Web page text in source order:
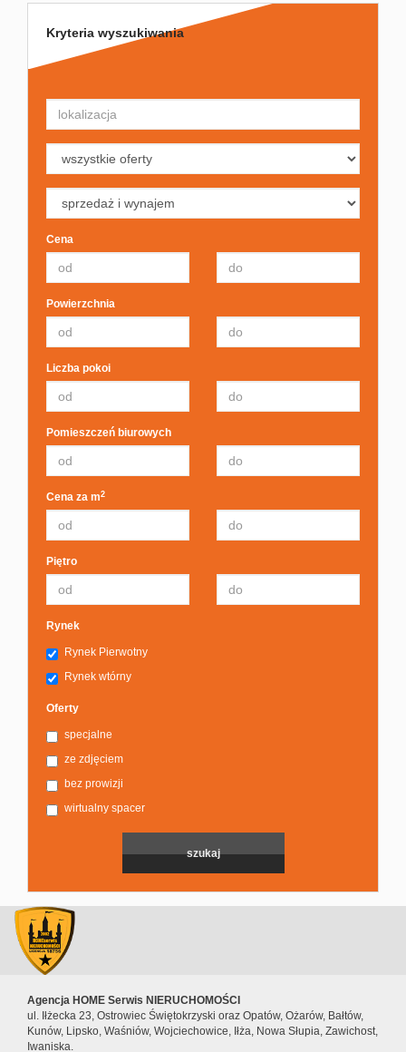
Kryteria wyszukiwania
Cena
Powierzchnia
Liczba pokoi
Pomieszczeń biurowych
Cena za m2
Piętro
Rynek
Rynek Pierwotny
Rynek wtórny
Oferty
specjalne
ze zdjęciem
bez prowizji
wirtualny spacer
Agencja HOME Serwis NIERUCHOMOŚCI
ul. Iłżecka 23, Ostrowiec Świętokrzyski oraz Opatów, Ożarów, Bałtów,
Kunów, Lipsko, Waśniów, Wojciechowice, Iłża, Nowa Słupia, Zawichost,
Iwaniska.